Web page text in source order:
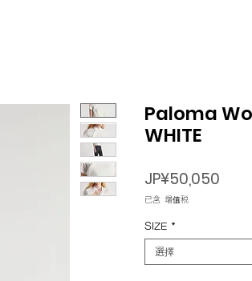
Paloma
WHITE
JP¥50,050
已含 增值税
SIZE *
選擇